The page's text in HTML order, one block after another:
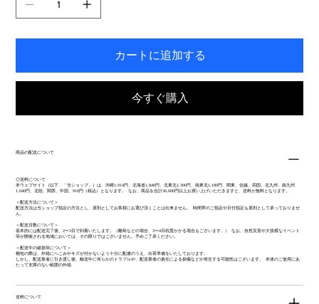
カートに追加する
今すぐ購入
商品の配送について
◎送料について
本ウェブサイト（以下、「当ショップ」）は、沖縄1,914円、北海道1,840円、北東北1,300円、南東北1,180円、関東、信越、四国、北九州、南九州
1,040円、北陸、関西、中国、910円（税込）となります。 なお、商品を合計30,000円以上お買い上げいただきますと、送料が無料となります。
＜配送方法について＞
配送方法は当ショップ指定の方法とし、原則としてお客様にお選び頂くことは出来ません。 時間帯のご指定や日付指定も原則として承っておりませ
ん。
＜配送日数について＞
基本的には配送完了後、2〜3日で到着いたします。（離島などの場合、3〜4日程度かかる場合もございます。） なお、自然災害や大規模なイベント
等が開催される地域においては、その限りではございません。予めご了承ください。
＜配送中の破損等について＞
梱包の際は、外箱にへこみやキズが付かないよう十分に配慮のうえ、出荷準備をいたしております。
しかし、配送業者に引き渡し後、輸送中に何らかのトラブルや、配送業者の責任による損傷などが発生する可能性はございます。 本体のご使用にあ
たって支障のない範囲の外箱
送料について